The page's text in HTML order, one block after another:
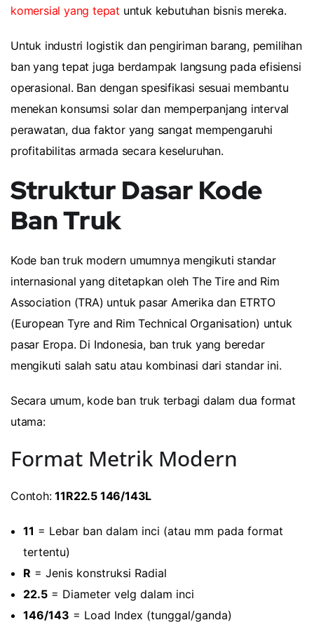
komersial yang tepat untuk kebutuhan bisnis mereka.
Untuk industri logistik dan pengiriman barang, pemilihan
ban yang tepat juga berdampak langsung pada efisiensi
operasional. Ban dengan spesifikasi sesuai membantu
menekan konsumsi solar dan memperpanjang interval
perawatan, dua faktor yang sangat mempengaruhi
profitabilitas armada secara keseluruhan.
Struktur Dasar Kode
Ban Truk
Kode ban truk modern umumnya mengikuti standar
internasional yang ditetapkan oleh The Tire and Rim
Association (TRA) untuk pasar Amerika dan ETRTO
(European Tyre and Rim Technical Organisation) untuk
pasar Eropa. Di Indonesia, ban truk yang beredar
mengikuti salah satu atau kombinasi dari standar ini.
Secara umum, kode ban truk terbagi dalam dua format
utama:
Format Metrik Modern
Contoh:11R22.5 146/143L
11 = Lebar ban dalam inci (atau mm pada format
tertentu)
R = Jenis konstruksi Radial
22.5 = Diameter velg dalam inci
146/143 = Load Index (tunggal/ganda)